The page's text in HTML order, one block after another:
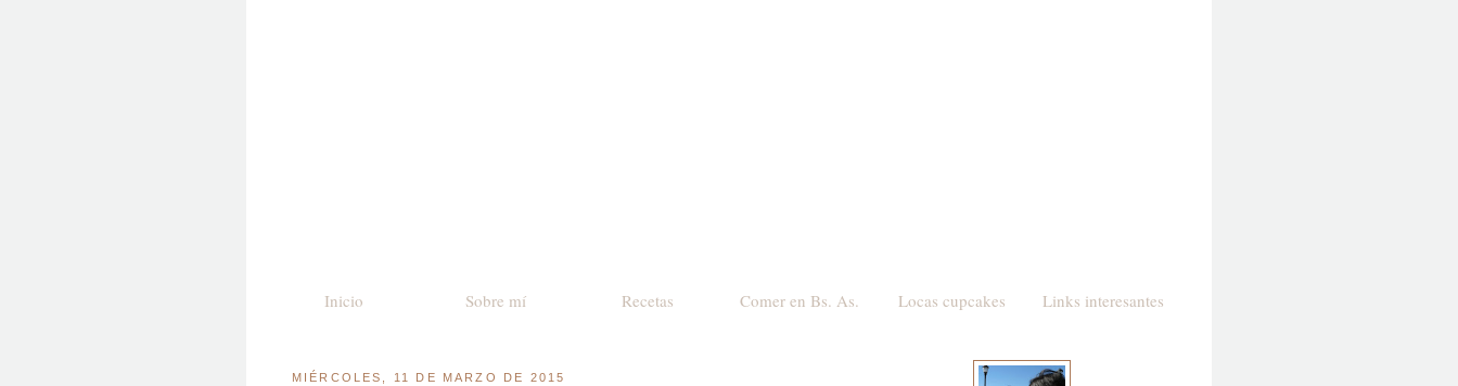
Inicio Sobre mí Recetas Comer en Bs. As. Locas cupcakes Links interesantes
MIÉRCOLES, 11 DE MARZO DE 2015